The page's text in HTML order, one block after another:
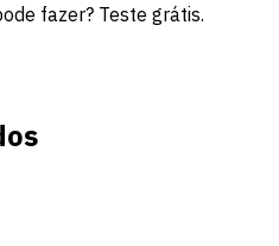
fazer? Teste grátis.